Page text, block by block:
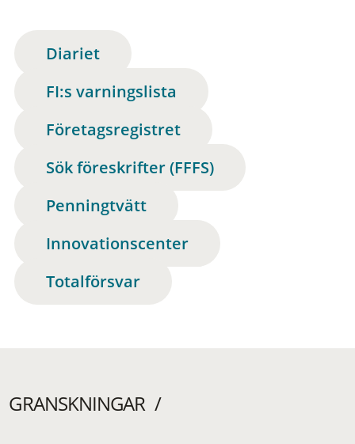
Diariet
FI:s varningslista
Företagsregistret
Sök föreskrifter (FFFS)
Penningtvätt
Innovationscenter
Totalförsvar
GRANSKNINGAR